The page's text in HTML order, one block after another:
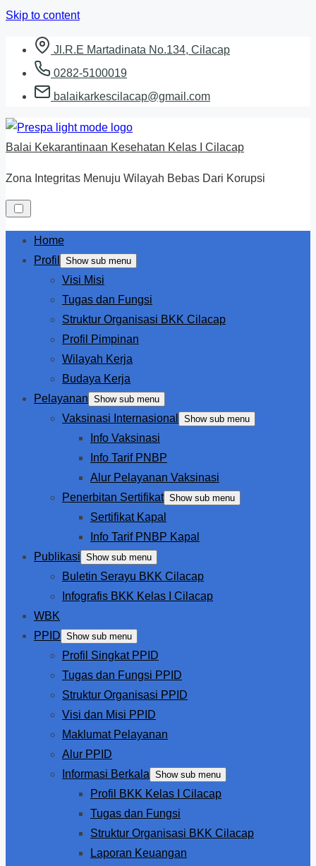
Skip to content
Jl.R.E Martadinata No.134, Cilacap
0282-5100019
balaikarkescilacap@gmail.com
Balai Kekarantinaan Kesehatan Kelas I Cilacap
Zona Integritas Menuju Wilayah Bebas Dari Korupsi
Home
Profil
Show sub menu
Visi Misi
Tugas dan Fungsi
Struktur Organisasi BKK Cilacap
Profil Pimpinan
Wilayah Kerja
Budaya Kerja
Pelayanan Show sub menu
Vaksinasi Internasional Show sub menu
Info Vaksinasi
Info Tarif PNBP
Alur Pelayanan Vaksinasi
Penerbitan Sertifikat Show sub menu
Sertifikat Kapal
Info Tarif PNBP Kapal
Publikasi Show sub menu
Buletin Serayu BKK Cilacap
Infografis BKK Kelas I Cilacap
WBK
PPID Show sub menu
Profil Singkat PPID
Tugas dan Fungsi PPID
Struktur Organisasi PPID
Visi dan Misi PPID
Maklumat Pelayanan
Alur PPID
Informasi Berkala Show sub menu
Profil BKK Kelas I Cilacap
Tugas dan Fungsi
Struktur Organisasi BKK Cilacap
Laporan Keuangan